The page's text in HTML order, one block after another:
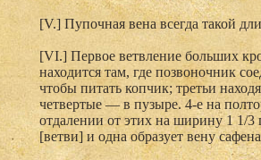
[V.] Пупочная вена всегда такой
[VI.] Первое ветвление больших
находится там, где позвоночник
чтобы питать копчик; третьи
четвертые — в пузыре. 4-е на
отдалении от этих на ширину 1 1/
[ветви] и одна образует вену